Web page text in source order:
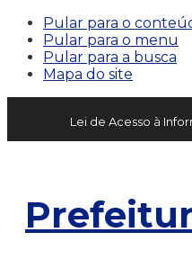
Pular para o
Pular para o menu
Pular para a busca
Mapa do site
Lei de Acesso à